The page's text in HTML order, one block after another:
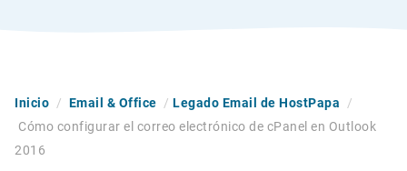
Inicio / Email & Office / Legado Email de HostPapa
/
Cómo configurar el correo electrónico de cPanel en Outlook
2016